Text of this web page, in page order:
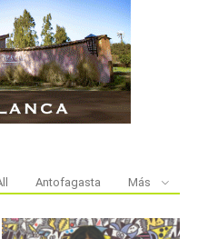
Antofagasta Más